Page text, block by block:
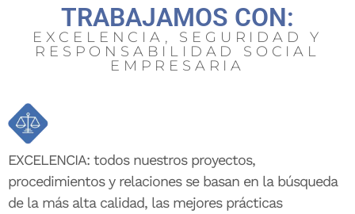
TRABAJAMOS CON:
EXCELENCIA, SEGURIDAD Y
RESPONSABILIDAD SOCIAL
EMPRESARIA
EXCELENCIA: todos nuestros proyectos,
procedimientos y relaciones se basan en la búsqueda
de la más alta calidad, las mejores prácticas